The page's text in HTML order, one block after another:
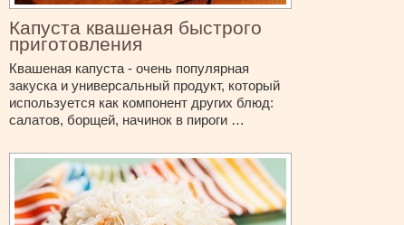
Капуста квашеная быстрого
приготовления
Квашеная капуста - очень популярная
закуска и универсальный продукт, который
используется как компонент других блюд:
салатов, борщей, начинок в пироги …